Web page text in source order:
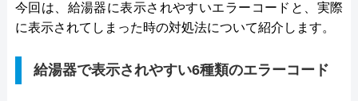
今回は、給湯器に表示されやすいエラーコードと、実際
に表示されてしまった時の対処法について紹介します。
給湯器で表示されやすい6種類のエラーコード